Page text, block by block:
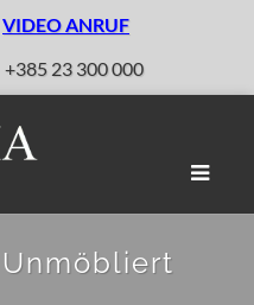
VIDEO ANRUF
+385 23 300 000
Unmöbliert